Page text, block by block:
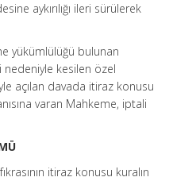
aykırılığı ileri sürülerek
yükümlülüğü bulunan
nedeniyle kesilen özel
açılan davada itiraz konusu
varan Mahkeme, iptali
itiraz konusu kuralın